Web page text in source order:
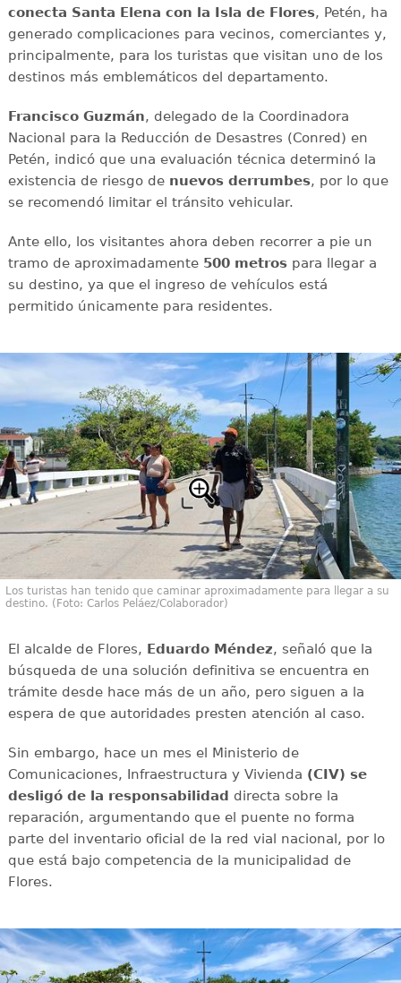
conecta Santa Elena con la Isla de Flores, Petén, ha
generado complicaciones para vecinos, comerciantes y,
principalmente, para los turistas que visitan uno de los
destinos más emblemáticos del departamento.
Francisco Guzmán, delegado de la Coordinadora
Nacional para la Reducción de Desastres (Conred) en
Petén, indicó que una evaluación técnica determinó la
existencia de riesgo de nuevos derrumbes, por lo que
se recomendó limitar el tránsito vehicular.
Ante ello, los visitantes ahora deben recorrer a pie un
tramo de aproximadamente 500 metrospara llegar a
su destino, ya que el ingreso de vehículos está
permitido únicamente para residentes.
Los turistas han tenido que caminar aproximadamente para llegar a su
destino. (Foto: Carlos Peláez/Colaborador)
El alcalde de Flores, Eduardo Méndez, señaló que la
búsqueda de una solución definitiva se encuentra en
trámite desde hace más de un año, pero siguen a la
espera de que autoridades presten atención al caso.
Sin embargo, hace un mes el Ministerio de
Comunicaciones, Infraestructura y Vivienda (CIV) se
desligó de la responsabilidad directa sobre la
reparación, argumentando que el puente no forma
parte del inventario oficial de la red vial nacional, por lo
que está bajo competencia de la municipalidad de
Flores.